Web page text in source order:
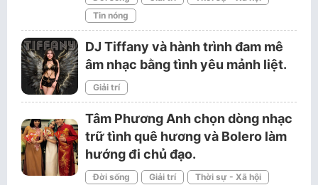
Tin nóng
DJ Tiffany và hành trình đam mê
âm nhạc bằng tình yêu mảnh liệt.
Giải trí
Tâm Phương Anh chọn dòng nhạc
trữ tình quê hương và Bolero làm
hướng đi chủ đạo.
Đời sống Giải trí Thời sự - Xã hội